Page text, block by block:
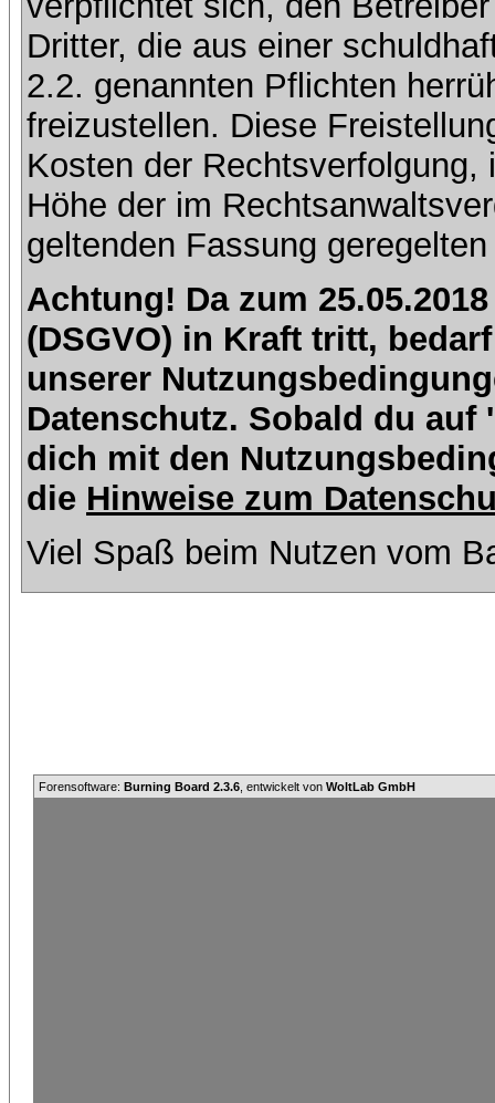
Dritter, die aus einer
2.2. genannten Pflichten
freizustellen. Diese
Kosten der
Höhe der im
geltenden Fassung
Achtung! Da zum
(DSGVO) in Kraft tritt,
unserer
Datenschutz. Sobald du
dich mit den
die Hinweise zum
Viel Spaß beim Nutzen vom
Forensoftware: Burning Board 2.3.6 , entwickelt von WoltLab GmbH